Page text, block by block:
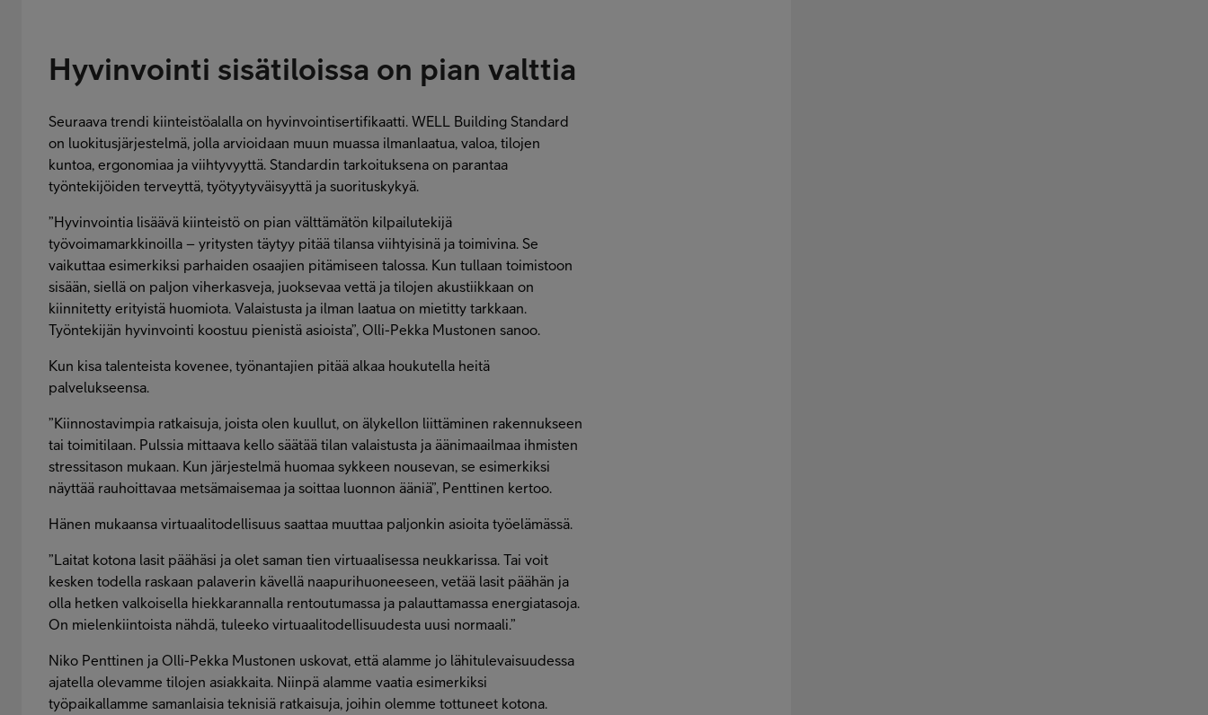
Hyvinvointi sisätiloissa on pian valttia
Seuraava trendi kiinteistöalalla on hyvinvointisertifikaatti. WELL Building Standard
on luokitusjärjestelmä, jolla arvioidaan muun muassa ilmanlaatua, valoa, tilojen
kuntoa, ergonomiaa ja viihtyvyyttä. Standardin tarkoituksena on parantaa
työntekijöiden terveyttä, työtyytyväisyyttä ja suorituskykyä.
”Hyvinvointia lisäävä kiinteistö on pian välttämätön kilpailutekijä
työvoimamarkkinoilla – yritysten täytyy pitää tilansa viihtyisinä ja toimivina. Se
vaikuttaa esimerkiksi parhaiden osaajien pitämiseen talossa. Kun tullaan toimistoon
sisään, siellä on paljon viherkasveja, juoksevaa vettä ja tilojen akustiikkaan on
kiinnitetty erityistä huomiota. Valaistusta ja ilman laatua on mietitty tarkkaan.
Työntekijän hyvinvointi koostuu pienistä asioista”, Olli-Pekka Mustonen sanoo.
Kun kisa talenteista kovenee, työnantajien pitää alkaa houkutella heitä
palvelukseensa.
”Kiinnostavimpia ratkaisuja, joista olen kuullut, on älykellon liittäminen rakennukseen
tai toimitilaan. Pulssia mittaava kello säätää tilan valaistusta ja äänimaailmaa ihmisten
stressitason mukaan. Kun järjestelmä huomaa sykkeen nousevan, se esimerkiksi
näyttää rauhoittavaa metsämaisemaa ja soittaa luonnon ääniä”, Penttinen kertoo.
Hänen mukaansa virtuaalitodellisuus saattaa muuttaa paljonkin asioita työelämässä.
”Laitat kotona lasit päähäsi ja olet saman tien virtuaalisessa neukkarissa. Tai voit
kesken todella raskaan palaverin kävellä naapurihuoneeseen, vetää lasit päähän ja
olla hetken valkoisella hiekkarannalla rentoutumassa ja palauttamassa energiatasoja.
On mielenkiintoista nähdä, tuleeko virtuaalitodellisuudesta uusi normaali.”
Niko Penttinen ja Olli-Pekka Mustonen uskovat, että alamme jo lähitulevaisuudessa
ajatella olevamme tilojen asiakkaita. Niinpä alamme vaatia esimerkiksi
työpaikallamme samanlaisia teknisiä ratkaisuja, joihin olemme tottuneet kotona.